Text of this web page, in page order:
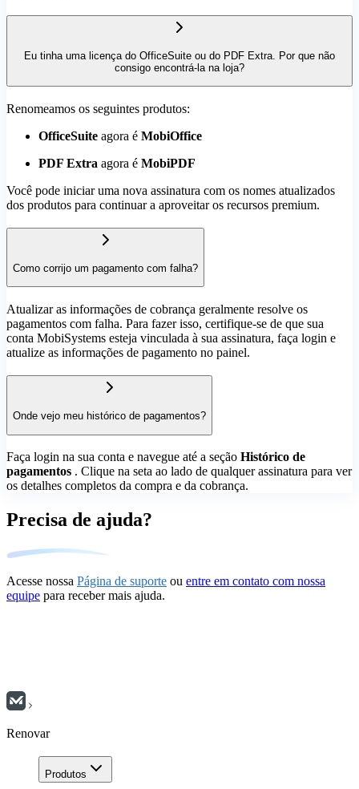
Eu tinha uma licença do OfficeSuite ou do PDF Extra. Por que não
consigo encontrá-la na loja?
Renomeamos os seguintes produtos:
OfficeSuite agora é MobiOffice
PDF Extra agora é MobiPDF
Você pode iniciar uma nova assinatura com os nomes atualizados
dos produtos para continuar a aproveitar os recursos premium.
Como corrijo um pagamento com falha?
Atualizar as informações de cobrança geralmente resolve os
pagamentos com falha. Para fazer isso, certifique-se de que sua
conta MobiSystems esteja vinculada à sua assinatura, faça login e
atualize as informações de pagamento no painel.
Onde vejo meu histórico de pagamentos?
Faça login na sua conta e navegue até a seção Histórico de
pagamentos . Clique na seta ao lado de qualquer assinatura para ver
os detalhes completos da compra e da cobrança.
Precisa de ajuda?
Acesse nossa Página de suporte ou entre em contato com nossa
equipe para receber mais ajuda.
Renovar
Produtos